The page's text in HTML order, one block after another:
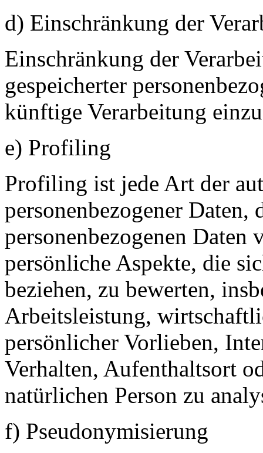
d) Einschränkung der
Einschränkung der
gespeicherter
künftige Verarbeitung
e) Profiling
Profiling ist jede Art der
personenbezogener Daten,
personenbezogenen Daten
persönliche Aspekte, die
beziehen, zu bewerten,
Arbeitsleistung,
persönlicher Vorlieben,
Verhalten, Aufenthaltsort
natürlichen Person zu
f) Pseudonymisierung